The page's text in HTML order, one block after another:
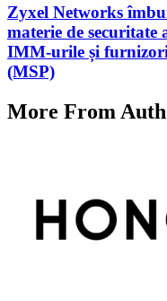
Zyxel Networks
materie de
IMM-urile și
(MSP)
More From